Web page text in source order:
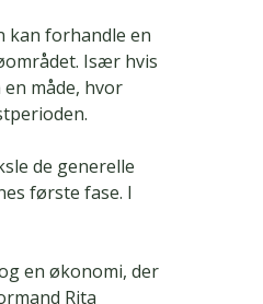
kan forhandle en
Især hvis
måde, hvor
de generelle
første fase. I
en økonomi, der
Rita